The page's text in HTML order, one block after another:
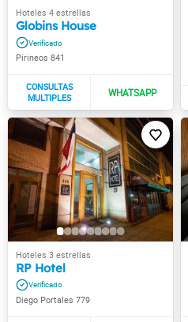
Globins House
Pirineos 841
RP Hotel
Diego Portales 779